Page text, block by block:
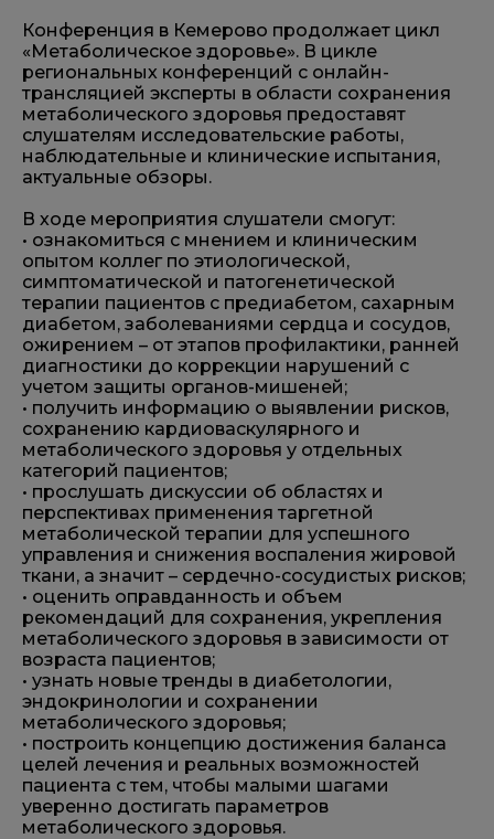
Конференция в Кемерово продолжает цикл
«Метаболическое здоровье». В цикле
региональных конференций с онлайн-
трансляцией эксперты в области сохранения
метаболического здоровья предоставят
слушателям исследовательские работы,
наблюдательные и клинические испытания,
актуальные обзоры.
В ходе мероприятия слушатели смогут:
• ознакомиться с мнением и клиническим
опытом коллег по этиологической,
симптоматической и патогенетической
терапии пациентов с предиабетом, сахарным
диабетом, заболеваниями сердца и сосудов,
ожирением – от этапов профилактики, ранней
диагностики до коррекции нарушений с
учетом защиты органов-мишеней;
• получить информацию о выявлении рисков,
сохранению кардиоваскулярного и
метаболического здоровья у отдельных
категорий пациентов;
• прослушать дискуссии об областях и
перспективах применения таргетной
метаболической терапии для успешного
управления и снижения воспаления жировой
ткани, а значит – сердечно-сосудистых рисков;
• оценить оправданность и объем
рекомендаций для сохранения, укрепления
метаболического здоровья в зависимости от
возраста пациентов;
• узнать новые тренды в диабетологии,
эндокринологии и сохранении
метаболического здоровья;
• построить концепцию достижения баланса
целей лечения и реальных возможностей
пациента с тем, чтобы малыми шагами
уверенно достигать параметров
метаболического здоровья.